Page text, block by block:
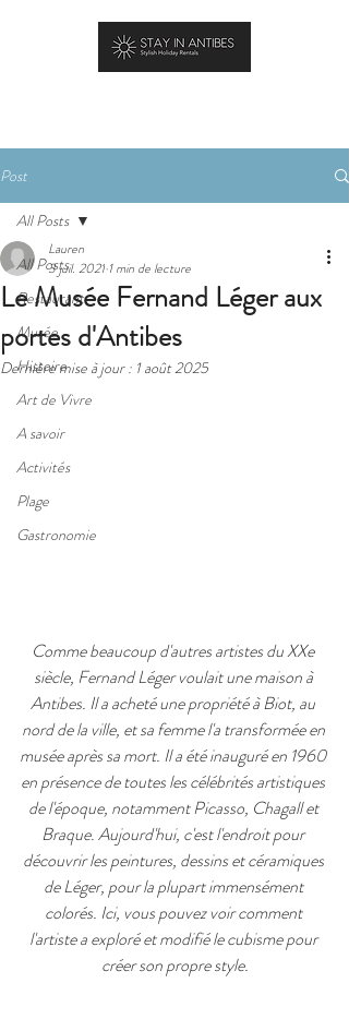
Post
All Posts
Restaurant
Musée
Histoire
Art de Vivre
A savoir
Activités
Plage
Gastronomie
All Posts
Le Musée Fernand Léger aux
portes d'Antibes
Lauren
3 juil. 2021 1 min de lecture
Dernière mise à jour : 1 août 2025
Comme beaucoup d'autres artistes du XXe
siècle, Fernand Léger voulait une maison à
Antibes. Il a acheté une propriété à Biot, au
nord de la ville, et sa femme l'a transformée en
musée après sa mort. Il a été inauguré en 1960
en présence de toutes les célébrités artistiques
de l'époque, notamment Picasso, Chagall et
Braque. Aujourd'hui, c'est l'endroit pour
découvrir les peintures, dessins et céramiques
de Léger, pour la plupart immensément
colorés. Ici, vous pouvez voir comment
l'artiste a exploré et modifié le cubisme pour
créer son propre style.